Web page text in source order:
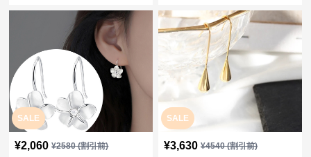
SALE
¥2,060 ¥2580(割引前)
SALE
¥3,630 ¥4540(割引前)